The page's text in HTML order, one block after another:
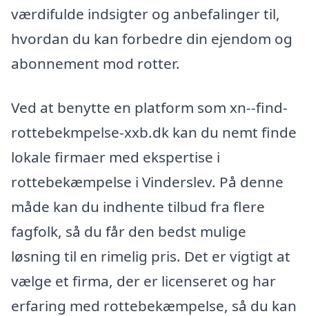
værdifulde indsigter og anbefalinger til,
hvordan du kan forbedre din ejendom og
abonnement mod rotter.
Ved at benytte en platform som xn--find-
rottebekmpelse-xxb.dk kan du nemt finde
lokale firmaer med ekspertise i
rottebekæmpelse i Vinderslev. På denne
måde kan du indhente tilbud fra flere
fagfolk, så du får den bedst mulige
løsning til en rimelig pris. Det er vigtigt at
vælge et firma, der er licenseret og har
erfaring med rottebekæmpelse, så du kan